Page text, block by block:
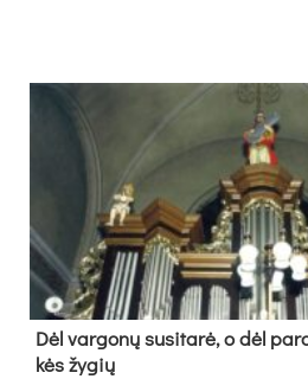
Dėl var­go­nų su­si­ta­rė, o dėl
kės žy­gių